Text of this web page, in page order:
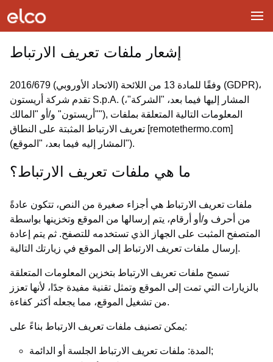
إشعار ملفات تعريف الارتباط
وفقًا للمادة 13 من اللائحة (الاتحاد الأوروبي) 2016/679 (GDPR)،
تقدم شركة أريستون S.p.A. (المشار إليها فيما بعد، "الشركة"،
"أريستون" و/أو "المالك"), المعلومات التالية المتعلقة بملفات
تعريف الارتباط المثبتة على النطاق [remotethermo.com]
(المشار إليه فيما بعد، "الموقع").
ما هي ملفات تعريف الارتباط؟
ملفات تعريف الارتباط هي أجزاء صغيرة من النص، تتكون عادةً
من أحرف و/أو أرقام، يتم إرسالها من الموقع وتخزينها بواسطة
المتصفح المثبت على الجهاز الذي تستخدمه للتصفح. ثم يتم إعادة
إرسال ملفات تعريف الارتباط إلى الموقع في زيارتك التالية.
تسمح ملفات تعريف الارتباط بتخزين المعلومات المتعلقة
بالزيارات التي تمت إلى الموقع وتمثل تقنية مفيدة جدًا، لأنها تعزز
من تشغيل الموقع، مما يجعله أكثر كفاءة.
يمكن تصنيف ملفات تعريف الارتباط بناءً على:
المدة: ملفات تعريف الارتباط الجلسة أو الدائمة;